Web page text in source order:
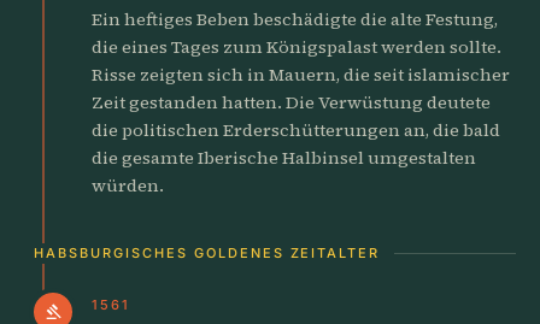
Ein heftiges Beben beschädigte die alte Festung,
die eines Tages zum Königspalast werden sollte.
Risse zeigten sich in Mauern, die seit islamischer
Zeit gestanden hatten. Die Verwüstung deutete
die politischen Erderschütterungen an, die bald
die gesamte Iberische Halbinsel umgestalten
würden.
HABSBURGISCHES GOLDENES ZEITALTER
gavel 1561